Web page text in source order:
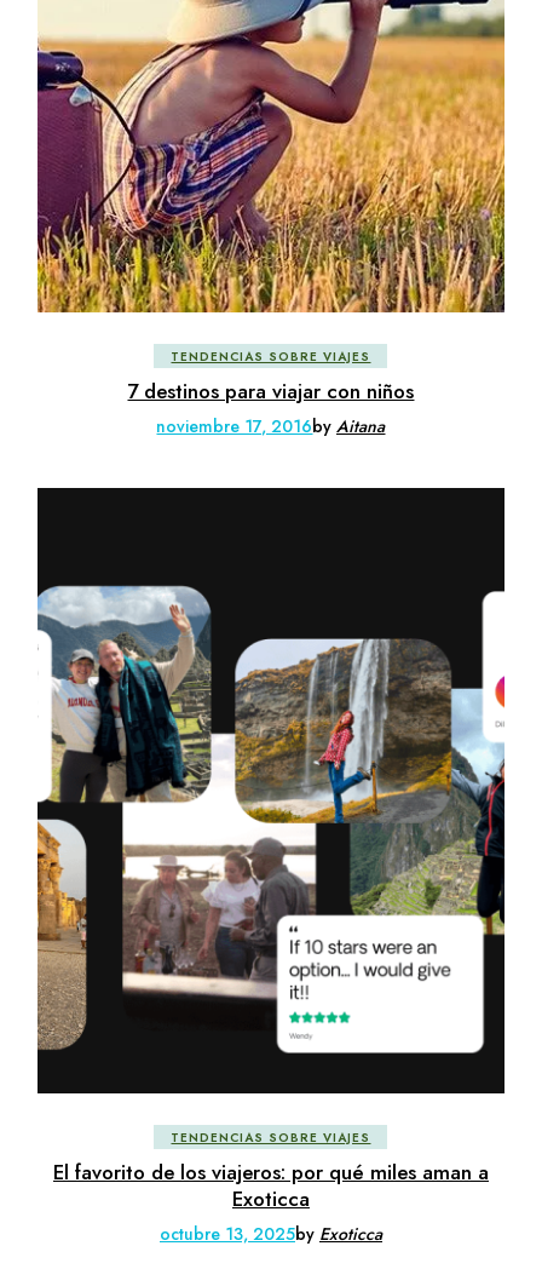
TENDENCIAS SOBRE VIAJES
7 destinos para viajar con niños
noviembre 17, 2016byAitana
TENDENCIAS SOBRE VIAJES
El favorito de los viajeros: por qué miles aman a
Exoticca
octubre 13, 2025by Exoticca